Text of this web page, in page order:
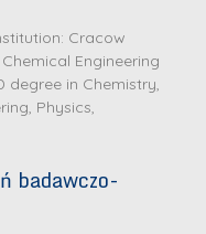
Cracow
Engineering
degree in Chemistry,
Physics,
badawczo-